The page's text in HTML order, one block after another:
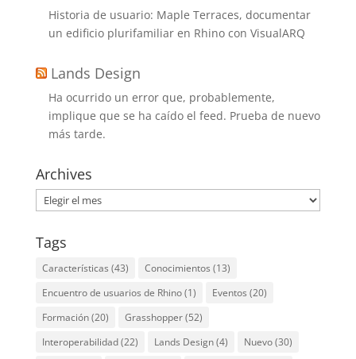
Historia de usuario: Maple Terraces, documentar
un edificio plurifamiliar en Rhino con VisualARQ
Lands Design
Ha ocurrido un error que, probablemente,
implique que se ha caído el feed. Prueba de nuevo
más tarde.
Archives
Archives
Tags
Características (43) Conocimientos (13)
Encuentro de usuarios de Rhino(1) Eventos (20)
Formación(20) Grasshopper(52)
Interoperabilidad(22) Lands Design(4) Nuevo(30)